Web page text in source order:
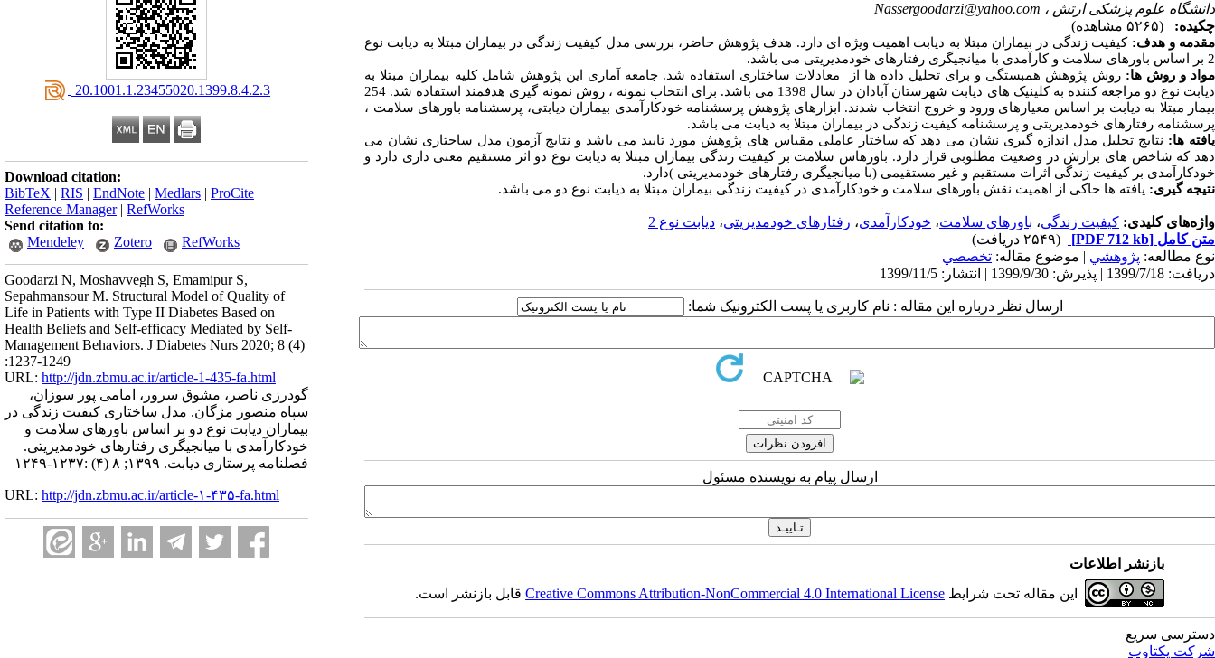
‎ 20.1001.1.23455020.1399.8.4.2.3
Download citation:
BibTeX | RIS | EndNote | Medlars | ProCite |
Reference Manager| RefWorks
Send citation to:
Mendeley
Zotero RefWorks
Goodarzi N, Moshavvegh S, Emamipur S,
Sepahmansour M. Structural Model of Quality of
Life in Patients with Type II Diabetes Based on
Health Beliefs and Self-efficacy Mediated by Self-
Management Behaviors. J Diabetes Nurs 2020; 8 (4)
:1237-1249
URL: http://jdn.zbmu.ac.ir/article-1-435-fa.html
گودرزی ناصر، مشوق سرور، امامی پور سوزان،
سپاه منصور مژگان. مدل ساختاری کیفیت زندگی در
بیماران دیابت نوع دو بر اساس باورهای سلامت و
خودکارآمدی با میانجیگری رفتارهای خودمدیریتی.
فصلنامه پرستاری دیابت. ۱۳۹۹; ۸ (۴) :۱۲۳۷-۱۲۴۹
URL: http://jdn.zbmu.ac.ir/article-۱-۴۳۵-fa.html
دانشگاه علوم پزشکی ارتش ، Nassergoodarzi@yahoo.com
چکیده:
(۵۲۶۵ مشاهده)
مقدمه و هدف:کیفیت زندگی در بیماران مبتلا به دیابت اهمیت ویژه ای دارد. هدف پژوهش حاضر، بررسی مدل کیفیت زندگی در بیماران مبتلا به دیابت نوع
2 بر اساس باورهای سلامت و کارآمدی با میانجیگری رفتارهای خودمدیریتی می باشد.
مواد و روش ها:روش پژوهش همبستگی و برای تحلیل داده ها از معادلات ساختاری استفاده شد. جامعه آماری این پژوهش شامل کلیه بیماران مبتلا به
دیابت نوع دو مراجعه کننده به کلینیک های دیابت شهرستان آبادان در سال 1398 می باشد. برای انتخاب نمونه ، روش نمونه گیری هدفمند استفاده شد. 254
بیمار مبتلا به دیابت بر اساس معیارهای ورود و خروج انتخاب شدند. ابزارهای پژوهش پرسشنامه خودکارآمدی بیماران دیابتی، پرسشنامه باورهای سلامت ،
پرسشنامه رفتارهای خودمدیریتی و پرسشنامه کیفیت زندگی در بیماران مبتلا به دیابت می باشد.
یافته ها: نتایج تحلیل مدل اندازه گیری نشان می دهد که ساختار عاملی مقیاس های پژوهش مورد تایید می باشد و نتایج آزمون مدل ساحتاری نشان می
دهد که شاخص های برازش در وضعیت مطلوبی قرار دارد. باورهاس سلامت بر کیفیت زندگی بیماران مبتلا به دیابت نوع دو اثر مستقیم معنی داری دارد و
خودکارآمدی بر کیفیت زندگی اثرات مستقیم و غیر مستقیمی (با میانجیگری رفتارهای خودمدیریتی )دارد.
نتیجه گیری: یافته ها حاکی از اهمیت نقش باورهای سلامت و خودکارآمدی در کیفیت زندگی بیماران مبتلا به دیابت نوع دو می باشد.
واژه‌های کلیدی: کیفیت زندگی، باورهای سلامت، خودکارآمدی، رفتارهای خودمدیریتی، دیابت نوع 2
متن کامل [PDF 712 kb]
(۲۵۴۹ دریافت)
نوع مطالعه: پژوهشي | موضوع مقاله: تخصصي
دریافت: 1399/7/18 | پذیرش: 1399/9/30 | انتشار: 1399/11/5
ارسال نظر درباره این مقاله : نام کاربری یا پست الکترونیک شما:
ارسال پیام به نویسنده مسئول
بازنشر اطلاعات
این مقاله تحت شرایط Creative Commons Attribution-NonCommercial 4.0 International Licenseقابل بازنشر است.
دسترسی سریع
شرکت یکتاوب